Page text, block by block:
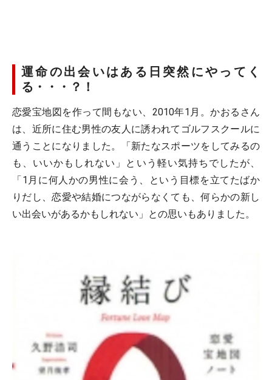
運命の出会いはある日突然にやってく
る・・・？！
恋愛宝地図を作って間もない、2010年1月。かおるさん
は、近所に住む男性の友人に誘われてゴルフスクールに
通うことになりました。「新たなスポーツをしてみるの
も、いいかもしれない」という軽い気持ちでしたが、
「1月に何人かの男性に会う、という目標を立てたばか
りだし、恋愛や結婚につながらなくても、何らかの新し
い出会いがあるかもしれない」との思いもありました。